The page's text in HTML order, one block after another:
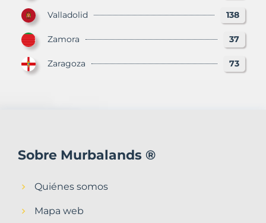
Valladolid 138
Zamora 37
Zaragoza 73
Sobre Murbalands ®
Quiénes somos
Mapa web